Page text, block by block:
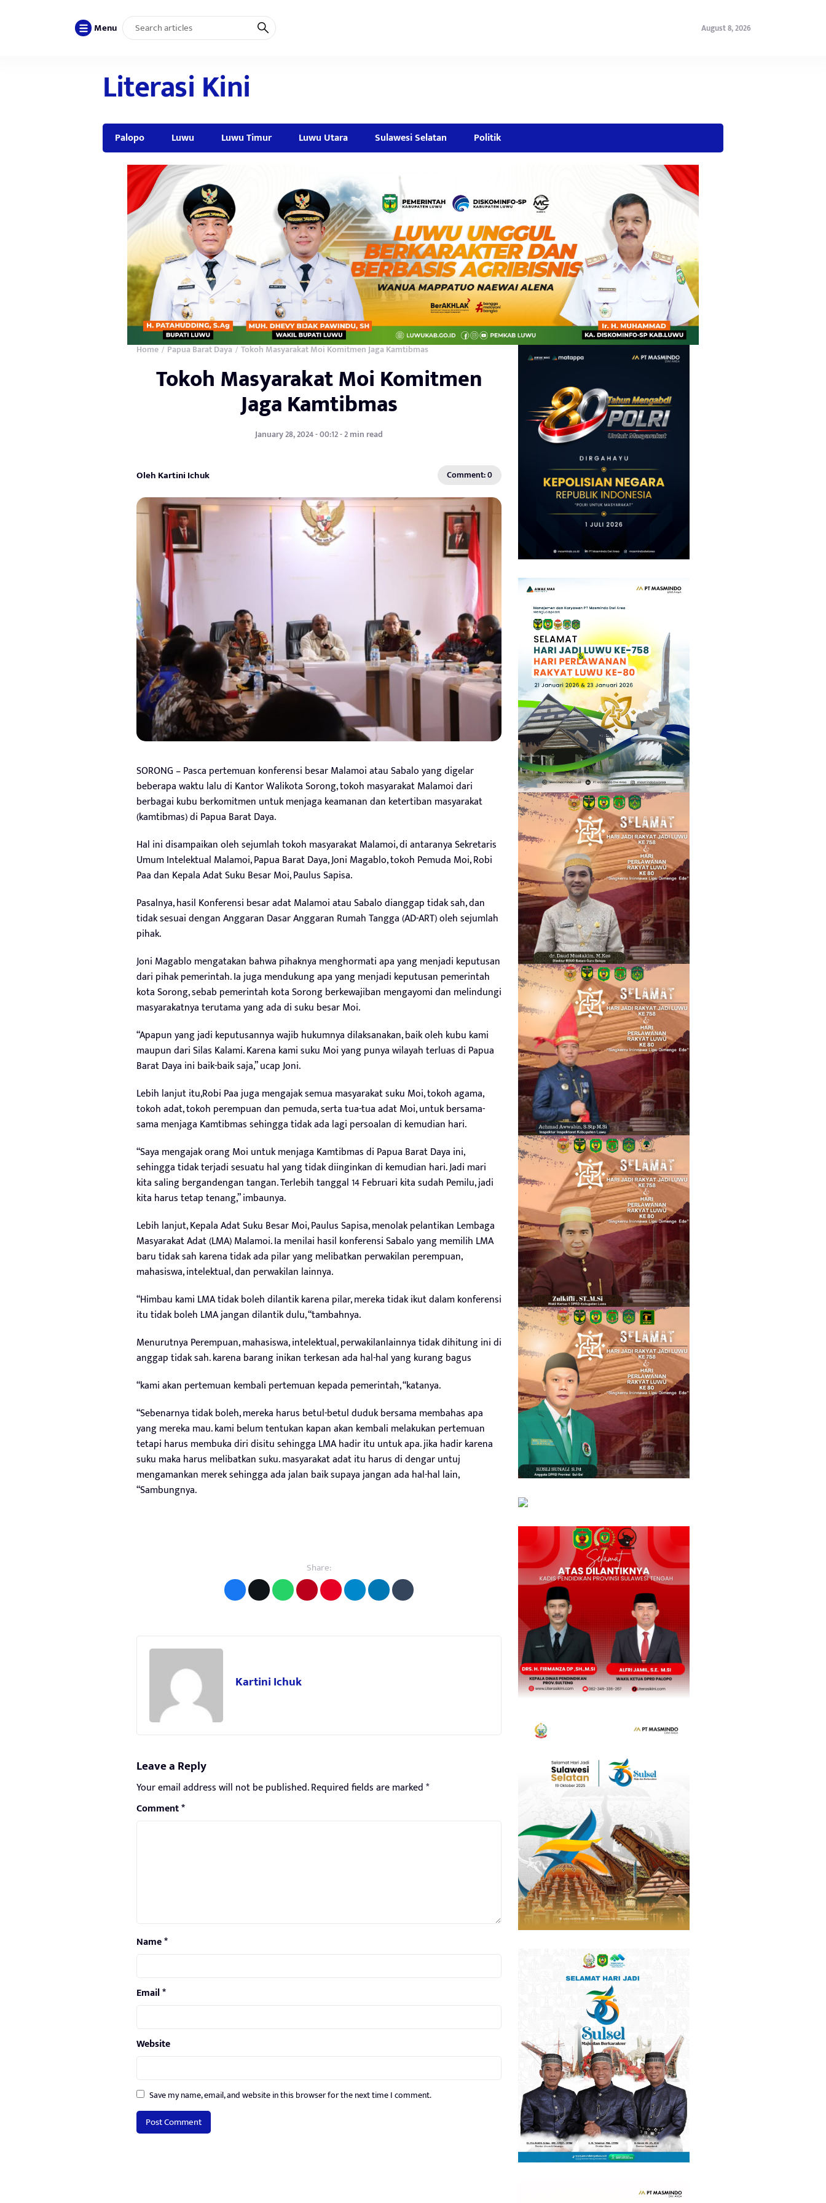
Menu August 8, 2026
Literasi Kini
Palopo Luwu Luwu Timur Luwu Utara Sulawesi Selatan Politik
Home / Papua Barat Daya / Tokoh Masyarakat Moi Komitmen Jaga Kamtibmas
Tokoh Masyarakat Moi Komitmen
Jaga Kamtibmas
January 28, 2024 - 00:12 - 2 min read
Oleh Kartini Ichuk Comment: 0
SORONG – Pasca pertemuan konferensi besar Malamoi atau Sabalo yang digelar
beberapa waktu lalu di Kantor Walikota Sorong, tokoh masyarakat Malamoi dari
berbagai kubu berkomitmen untuk menjaga keamanan dan ketertiban masyarakat
(kamtibmas) di Papua Barat Daya.
Hal ini disampaikan oleh sejumlah tokoh masyarakat Malamoi, di antaranya Sekretaris
Umum Intelektual Malamoi, Papua Barat Daya, Joni Magablo, tokoh Pemuda Moi, Robi
Paa dan Kepala Adat Suku Besar Moi, Paulus Sapisa.
Pasalnya, hasil Konferensi besar adat Malamoi atau Sabalo dianggap tidak sah, dan
tidak sesuai dengan Anggaran Dasar Anggaran Rumah Tangga (AD-ART) oleh sejumlah
pihak.
Joni Magablo mengatakan bahwa pihaknya menghormati apa yang menjadi keputusan
dari pihak pemerintah. Ia juga mendukung apa yang menjadi keputusan pemerintah
kota Sorong, sebab pemerintah kota Sorong berkewajiban mengayomi dan melindungi
masyarakatnya terutama yang ada di suku besar Moi.
“Apapun yang jadi keputusannya wajib hukumnya dilaksanakan, baik oleh kubu kami
maupun dari Silas Kalami. Karena kami suku Moi yang punya wilayah terluas di Papua
Barat Daya ini baik-baik saja,” ucap Joni.
Lebih lanjut itu,Robi Paa juga mengajak semua masyarakat suku Moi, tokoh agama,
tokoh adat, tokoh perempuan dan pemuda, serta tua-tua adat Moi, untuk bersama-
sama menjaga Kamtibmas sehingga tidak ada lagi persoalan di kemudian hari.
“Saya mengajak orang Moi untuk menjaga Kamtibmas di Papua Barat Daya ini,
sehingga tidak terjadi sesuatu hal yang tidak diinginkan di kemudian hari. Jadi mari
kita saling bergandengan tangan. Terlebih tanggal 14 Februari kita sudah Pemilu, jadi
kita harus tetap tenang,” imbaunya.
Lebih lanjut, Kepala Adat Suku Besar Moi, Paulus Sapisa, menolak pelantikan Lembaga
Masyarakat Adat (LMA) Malamoi. Ia menilai hasil konferensi Sabalo yang memilih LMA
baru tidak sah karena tidak ada pilar yang melibatkan perwakilan perempuan,
mahasiswa, intelektual, dan perwakilan lainnya.
“Himbau kami LMA tidak boleh dilantik karena pilar, mereka tidak ikut dalam konferensi
itu tidak boleh LMA jangan dilantik dulu, “tambahnya.
Menurutnya Perempuan, mahasiswa, intelektual, perwakilanlainnya tidak dihitung ini di
anggap tidak sah. karena barang inikan terkesan ada hal-hal yang kurang bagus
“kami akan pertemuan kembali pertemuan kepada pemerintah, “katanya.
“Sebenarnya tidak boleh, mereka harus betul-betul duduk bersama membahas apa
yang mereka mau. kami belum tentukan kapan akan kembali melakukan pertemuan
tetapi harus membuka diri disitu sehingga LMA hadir itu untuk apa. jika hadir karena
suku maka harus melibatkan suku. masyarakat adat itu harus di dengar untuj
mengamankan merek sehingga ada jalan baik supaya jangan ada hal-hal lain,
“Sambungnya.
Share:
Kartini Ichuk
Leave a Reply
Your email address will not be published.Required fields are marked*
Comment*
Name*
Email*
Website
Save my name, email, and website in this browser for the next time I comment.